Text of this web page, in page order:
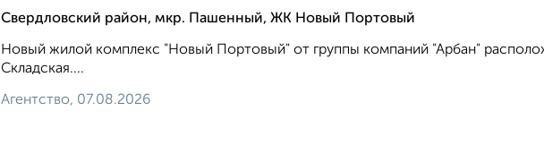
Свердловский район, мкр. Пашенный, ЖК Новый Портовый
Новый жилой комплекс "Новый Портовый" от группы компаний "Арбан"
Складская....
Агентство, 07.08.2026